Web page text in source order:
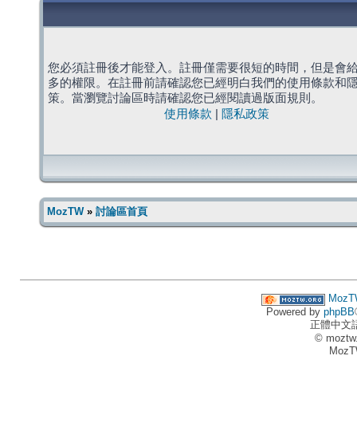
您必須註冊後才能登入。註冊僅需要很短的時間，但是會
多的權限。在註冊前請確認您已經明白我們的使用條款和
策。當瀏覽討論區時請確認您已經閱讀過版面規則。
使用條款
隱私政策
MozTW» 討論區首頁
Powered by phpBB
正體中文
©